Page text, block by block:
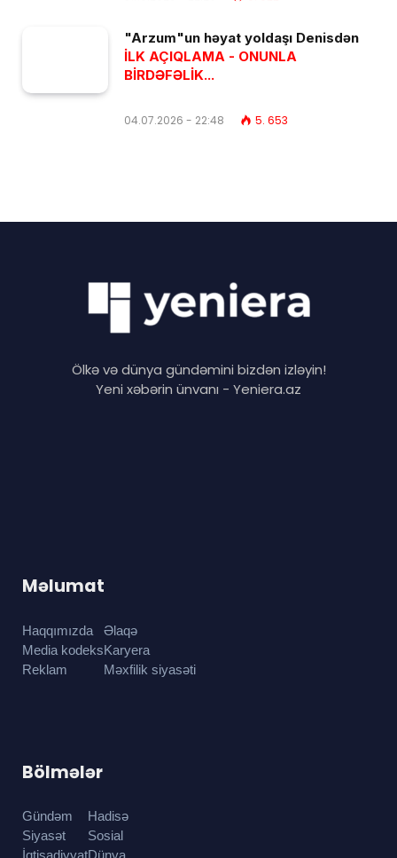
"Arzum"un həyat yoldaşı Denisdən
İLK AÇIQLAMA - ONUNLA
BİRDƏFƏLİK...
04.07.2026 - 22:48 5. 653
Ölkə və dünya gündəmini bizdən izləyin!
Yeni xəbərin ünvanı - Yeniera.az
Məlumat
Haqqımızda
Media kodeks
Reklam
Əlaqə
Karyera
Məxfilik siyasəti
Bölmələr
Gündəm
Siyasət
Hadisə
Sosial